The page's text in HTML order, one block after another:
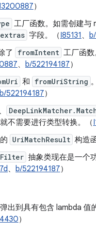
）
工厂函数。如需创建与
字段。（I85131 、
了
fromIntent 工厂函
、 b/522194187）
和 fromUriString
b/522194187）
、
不需要进行类型转换。（
UriMatchResult 构造
抽象类现在是一个
、 b/522194187）
出到具有包含 lambda 值
）